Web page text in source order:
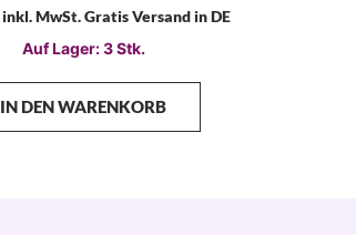
inkl. MwSt. Gratis Versand in DE
Auf Lager: 3 Stk.
IN DEN WARENKORB